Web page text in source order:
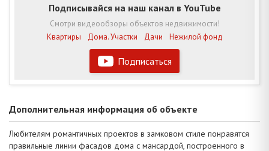
Подписаться
Подписывайся на наш канал в YouTube
Смотри видеообзоры объектов недвижимости!
Квартиры
Дома. Участки Дачи Нежилой фонд
Дополнительная информация об объекте
Любителям романтичных проектов в замковом стиле понравятся
правильные линии фасадов дома с мансардой, построенного в